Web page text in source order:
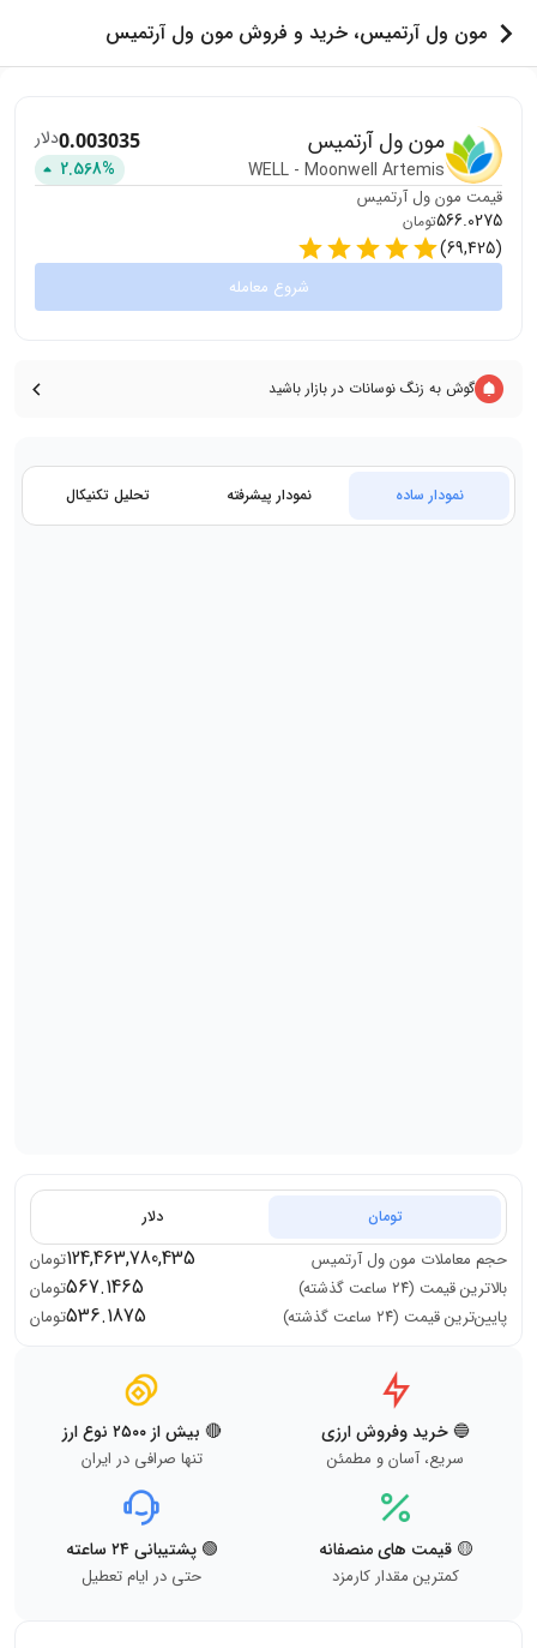
مون ول آرتمیس، خرید و فروش مون ول آرتمیس
مون ول آرتمیس
WELL - Moonwell Artemis
0.003035دلار
2.568%
قیمت مون ول آرتمیس
566.0275تومان
(
69,425
)
شروع معامله
گوش به زنگ نوسانات در بازار باشید
نمودار ساده نمودار پیشرفته تحلیل تکنیکال
تومان دلار
حجم معاملات مون ول آرتمیس 124,463,780,435تومان
بالاترین قیمت (۲۴ ساعت گذشته)
567.1465تومان
پایین‌ترین قیمت (۲۴ ساعت گذشته)
536.1875تومان
🔵 خرید وفروش ارزی
سریع، آسان و مطمئن
🔴 بیش از ۲۵۰۰ نوع ارز
تنها صرافی در ایران
🟡 قیمت های منصفانه
کمترین مقدار کارمزد
🟢 پشتیبانی ۲۴ ساعته
حتی در ایام تعطیل